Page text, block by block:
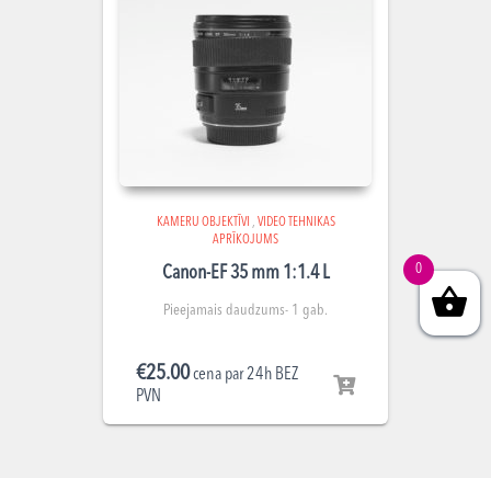
KAMERU OBJEKTĪVI , VIDEO TEHNIKAS
APRĪKOJUMS
Canon-EF 35 mm 1:1.4 L
Pieejamais daudzums- 1 gab.
€25.00cena par 24h BEZ
PVN
0